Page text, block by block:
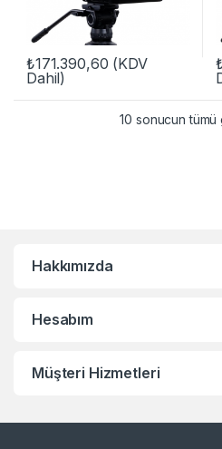
₺171.390,60 (KDV
Dahil)
10 sonucun
Hakkımızda
Hesabım
Müşteri Hizmetleri